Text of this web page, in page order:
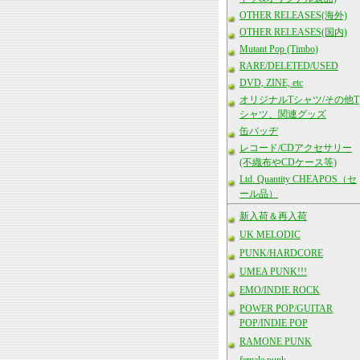
OTHER RELEASES(海外)
OTHER RELEASES(国内)
Mutant Pop (Timbo)
RARE/DELETED/USED
DVD, ZINE, etc
オリジナルTシャツ/その他T
シャツ、関連グッズ
缶バッヂ
レコード/CDアクセサリー
(不織布やCDケース等)
Ltd. Quantity CHEAPOS（セ
ール品）
新入荷＆再入荷
UK MELODIC
PUNK/HARDCORE
UMEA PUNK!!!
EMO/INDIE ROCK
POWER POP/GUITAR
POP/INDIE POP
RAMONE PUNK